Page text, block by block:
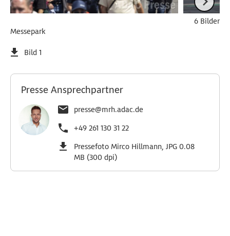
Messepark
Bild 1
6 Bilder
Presse Ansprechpartner
presse@mrh.adac.de
+49 261 130 31 22
Pressefoto Mirco Hillmann, JPG 0.08
MB (300 dpi)